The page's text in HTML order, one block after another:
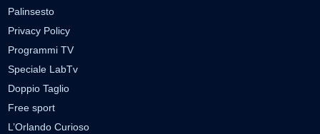
Palinsesto
Privacy Policy
Programmi TV
Speciale LabTv
Doppio Taglio
Free sport
L’Orlando Curioso